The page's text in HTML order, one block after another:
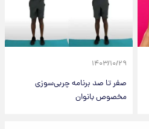
۱۴۰۳/۱۰/۲۹
صفر تا صد برنامه چربی‌سوزی
مخصوص بانوان